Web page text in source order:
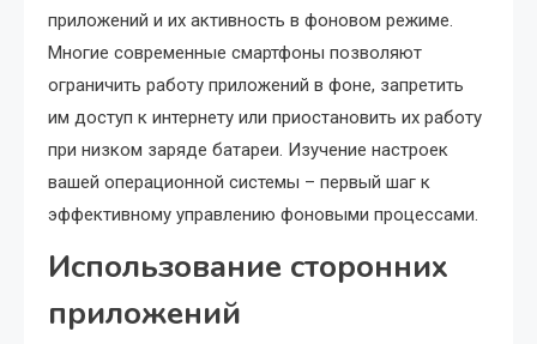
приложений и их активность в фоновом режиме.
Многие современные смартфоны позволяют
ограничить работу приложений в фоне, запретить
им доступ к интернету или приостановить их работу
при низком заряде батареи. Изучение настроек
вашей операционной системы – первый шаг к
эффективному управлению фоновыми процессами.
Использование сторонних
приложений